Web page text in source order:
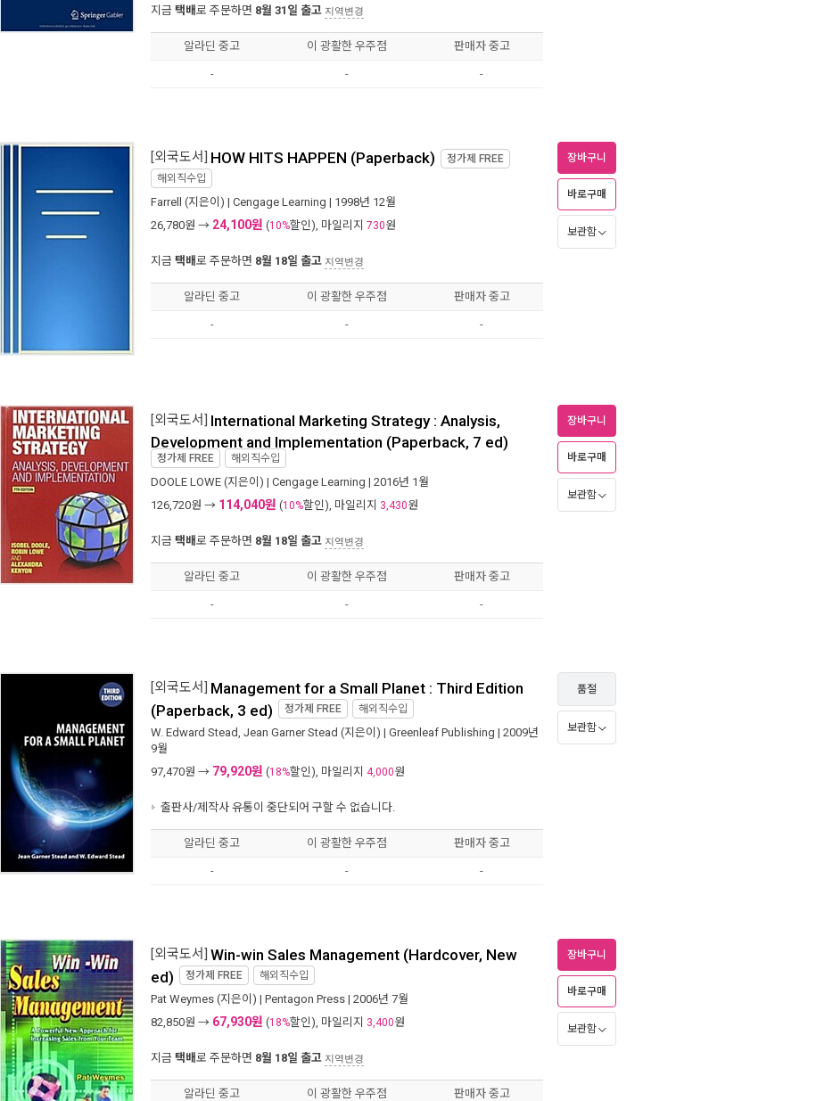
지금 택배로 주문하면 8월 31일 출고 지역변경
알라딘 중고 이 광활한 우주점 판매자 중고
- - -
[외국도서] HOW HITS HAPPEN (Paperback) 정가제 FREE
해외직수입
Farrell (지은이) | Cengage Learning | 1998년 12월
26,780원 → 24,100원 (10%할인), 마일리지 730원
지금 택배로 주문하면 8월 18일 출고 지역변경
장바구니
바로구매
보관함
알라딘 중고 이 광활한 우주점 판매자 중고
- - -
[외국도서] International Marketing Strategy : Analysis,
Development and Implementation (Paperback, 7 ed)
정가제 FREE 해외직수입
DOOLE LOWE (지은이) | Cengage Learning | 2016년 1월
126,720원 → 114,040원 (10%할인), 마일리지 3,430원
지금 택배로 주문하면 8월 18일 출고 지역변경
장바구니
바로구매
보관함
알라딘 중고 이 광활한 우주점 판매자 중고
- - -
[외국도서] Management for a Small Planet : Third Edition
(Paperback, 3 ed) 정가제 FREE 해외직수입
W. Edward Stead, Jean Garner Stead (지은이) | Greenleaf Publishing | 2009년
9월
97,470원 → 79,920원 (18%할인), 마일리지 4,000원
출판사/제작사 유통이 중단되어 구할 수 없습니다.
품절
보관함
알라딘 중고 이 광활한 우주점 판매자 중고
- - -
[외국도서] Win-win Sales Management (Hardcover, New
ed) 정가제 FREE 해외직수입
Pat Weymes (지은이) | Pentagon Press | 2006년 7월
82,850원 → 67,930원 (18%할인), 마일리지 3,400원
지금 택배로 주문하면 8월 18일 출고 지역변경
장바구니
바로구매
보관함
알라딘 중고 이 광활한 우주점 판매자 중고